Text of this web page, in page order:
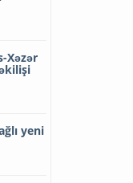
Xəzər
yeni